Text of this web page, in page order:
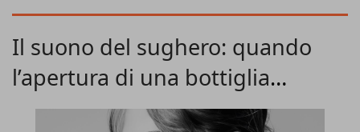
ridisegnare la cultura ristorativa dell'Asia Centrale insieme
svolgerà in concomitanza con Horeca Expo Kazakhstan e
il Kazakhstan International Bakery Show che faranno
equipment ai panificatori, dai baristi ai ristoratori.
Il suono del sughero: quando
l’apertura di una bottiglia
migliora il gusto del vino